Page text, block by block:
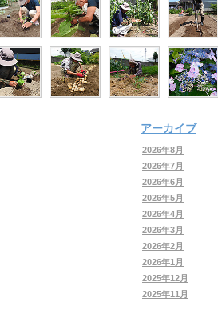
アーカイブ
2026年8月
2026年7月
2026年6月
2026年5月
2026年4月
2026年3月
2026年2月
2026年1月
2025年12月
2025年11月